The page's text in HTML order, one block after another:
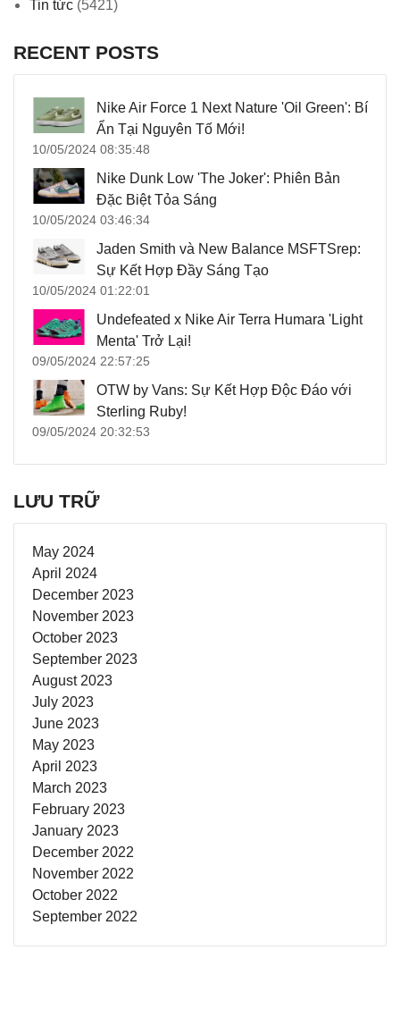
Tin tức (5421)
RECENT POSTS
Nike Air Force 1 Next Nature 'Oil Green': Bí
Ẩn Tại Nguyên Tố Mới!
10/05/2024 08:35:48
Nike Dunk Low 'The Joker': Phiên Bản
Đặc Biệt Tỏa Sáng
10/05/2024 03:46:34
Jaden Smith và New Balance MSFTSrep:
Sự Kết Hợp Đầy Sáng Tạo
10/05/2024 01:22:01
Undefeated x Nike Air Terra Humara 'Light
Menta' Trở Lại!
09/05/2024 22:57:25
OTW by Vans: Sự Kết Hợp Độc Đáo với
Sterling Ruby!
09/05/2024 20:32:53
LƯU TRỮ
May 2024
April 2024
December 2023
November 2023
October 2023
September 2023
August 2023
July 2023
June 2023
May 2023
April 2023
March 2023
February 2023
January 2023
December 2022
November 2022
October 2022
September 2022